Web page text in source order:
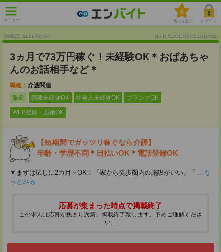
メニュー
0
気になる！ ログイン
掲載日 :2026/08/02 No.NISSOETRK-2SGH422
3ヵ月で73万円稼ぐ！未経験OK＊おばあちゃ
んのお話相手など＊
職種： 介護関連
派遣
職種未経験OK 社会人未経験OK ブランクOK
WEB登録・面接OK
【短期間でガッツリ稼ぐなら介護】
年齢・学歴不問＊日払いOK＊電話登録OK
▼まずは試しに2カ月～OK！「家から徒歩圏内の施設がいい」「 ...も
っとみる
応募が集まった時点で掲載終了
この求人は応募が集まり次第、掲載終了致します。予めご理解くださ
い。